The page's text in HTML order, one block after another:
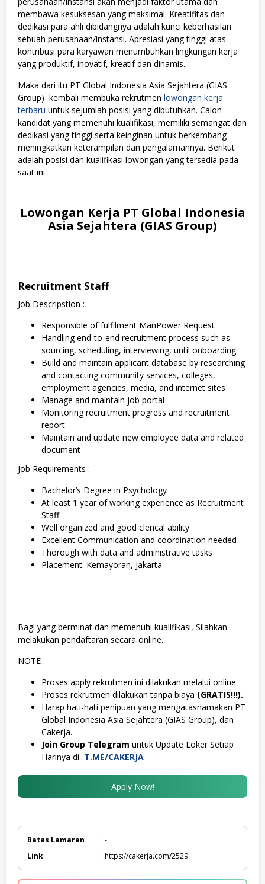
membawa kesuksesan yang maksimal. Kreatifitas dan
dedikasi para ahli dibidangnya adalah kunci keberhasilan
sebuah perusahaan/instansi. Apresiasi yang tinggi atas
kontribusi para karyawan menumbuhkan lingkungan kerja
yang produktif, inovatif, kreatif dan dinamis.
Maka dari itu PT Global Indonesia Asia Sejahtera (GIAS
Group) kembali membuka rekrutmen lowongan kerja
terbaru untuk sejumlah posisi yang dibutuhkan. Calon
kandidat yang memenuhi kualifikasi, memiliki semangat dan
dedikasi yang tinggi serta keinginan untuk berkembang
meningkatkan keterampilan dan pengalamannya. Berikut
adalah posisi dan kualifikasi lowongan yang tersedia pada
saat ini.
Lowongan Kerja PT Global Indonesia
Asia Sejahtera (GIAS Group)
Recruitment Staff
Job Descripstion :
Responsible of fulfilment ManPower Request
Handling end-to-end recruitment process such as
sourcing, scheduling, interviewing, until onboarding
Build and maintain applicant database by researching
and contacting community services, colleges,
employment agencies, media, and internet sites
Manage and maintain job portal
Monitoring recruitment progress and recruitment
report
Maintain and update new employee data and related
document
Job Requirements :
Bachelor’s Degree in Psychology
At least 1 year of working experience as Recruitment
Staff
Well organized and good clerical ability
Excellent Communication and coordination needed
Thorough with data and administrative tasks
Placement: Kemayoran, Jakarta
Bagi yang berminat dan memenuhi kualifikasi, Silahkan
melakukan pendaftaran secara online.
NOTE :
Proses apply rekrutmen ini dilakukan melalui online.
Proses rekrutmen dilakukan tanpa biaya (GRATIS!!!).
Harap hati-hati penipuan yang mengatasnamakan PT
Global Indonesia Asia Sejahtera (GIAS Group), dan
Cakerja.
Join Group Telegram untuk Update Loker Setiap
Harinya di T.ME/CAKERJA
Apply Now!
Batas Lamaran
: -
Link
: https://cakerja.com/2529